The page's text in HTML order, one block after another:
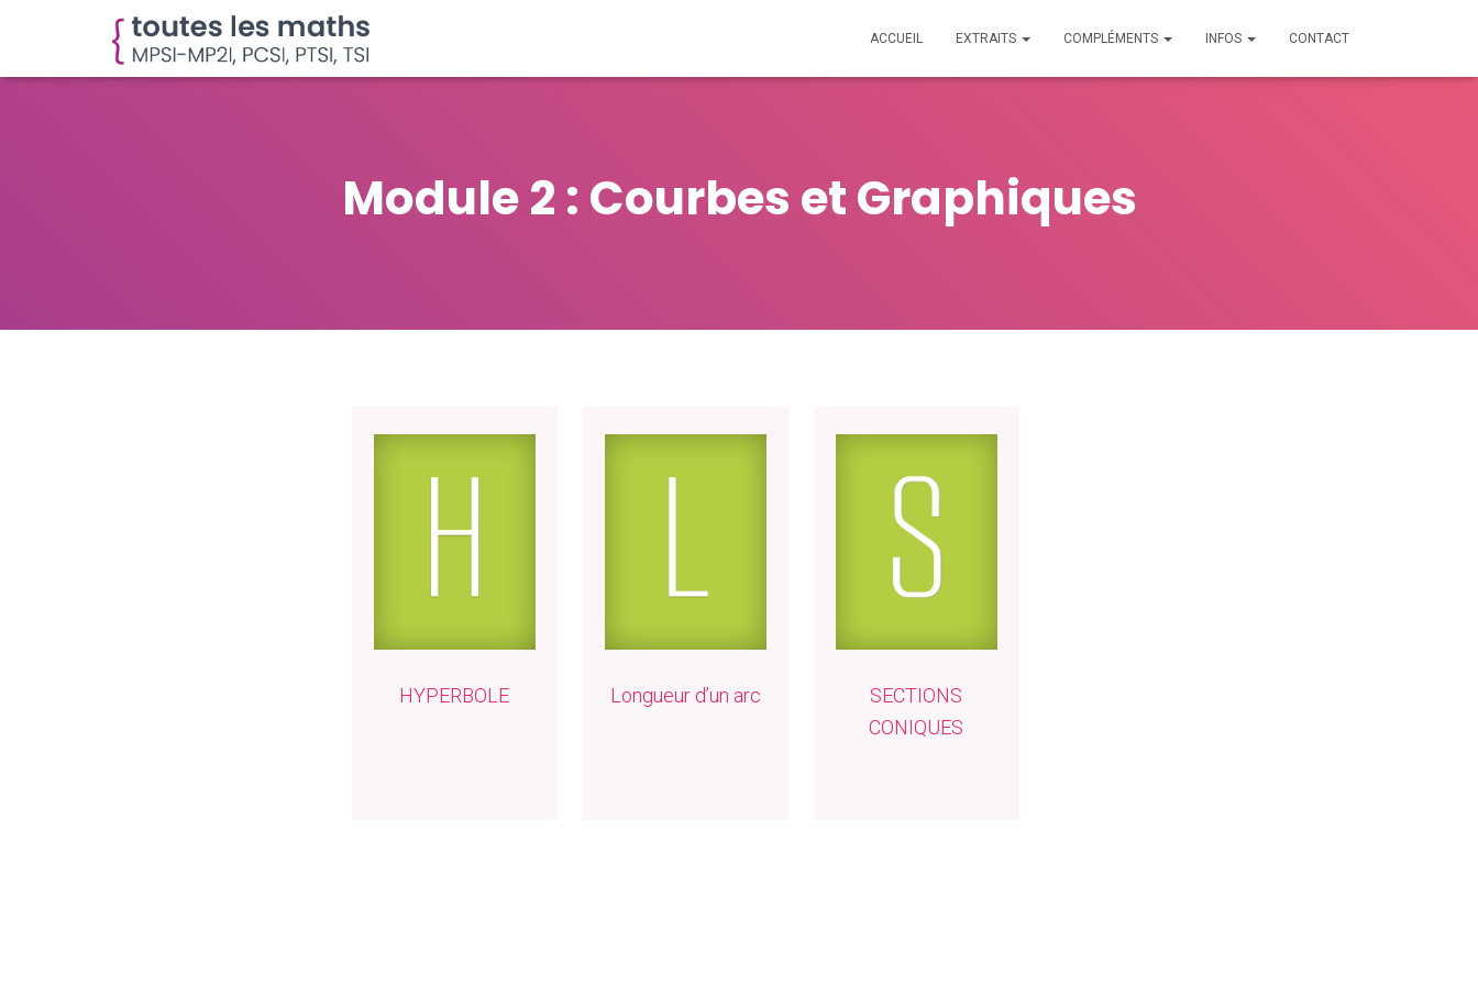
ACCUEIL EXTRAITS COMPLÉMENTS INFOS CONTACT
Module 2 : Courbes et Graphiques
HYPERBOLE Longueur d’un arc
SECTIONS
CONIQUES